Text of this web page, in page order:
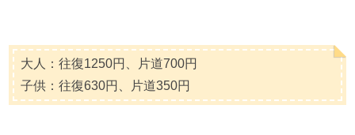
大人：往復1250円、片道700円
子供：往復630円、片道350円